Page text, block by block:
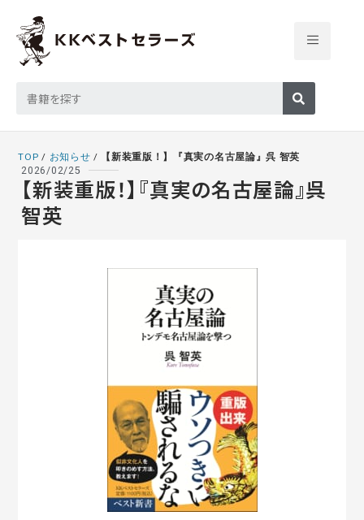
TOP / お知らせ /
【新装重版！】『真実の名古屋論』呉 智英
2026/02/25
【新装重版！】『真実の名古屋論』呉
智英